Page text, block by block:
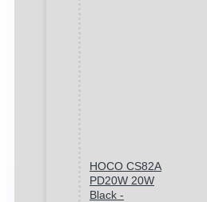
HOCO CS82A
PD20W 20W
Black -